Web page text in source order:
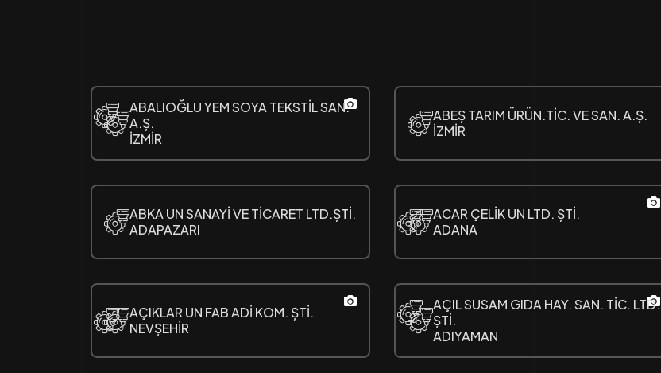
ABALIOĞLU YEM SOYA TEKSTİL SAN.
A.Ș.
İZMİR
ABEȘ TARIM ÜRÜN.TİC. VE SAN. A.Ș.
İZMİR
ABKA UN SANAYİ VE TİCARET LTD.ȘTİ.
ADAPAZARI
ACAR ÇELİK UN LTD. ȘTİ.
ADANA
AÇIKLAR UN FAB ADİ KOM. ȘTİ.
NEVȘEHİR
AÇIL SUSAM GIDA HAY. SAN. TİC. LTD.
ȘTİ.
ADIYAMAN